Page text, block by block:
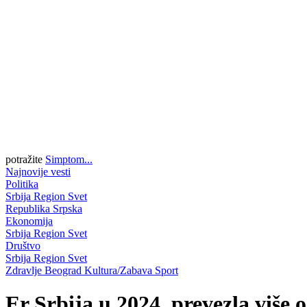
potražite Simptom...
Najnovije vesti
Politika
Srbija Region Svet
Republika Srpska
Ekonomija
Srbija Region Svet
Društvo
Srbija Region Svet
Zdravlje Beograd Kultura/Zabava Sport